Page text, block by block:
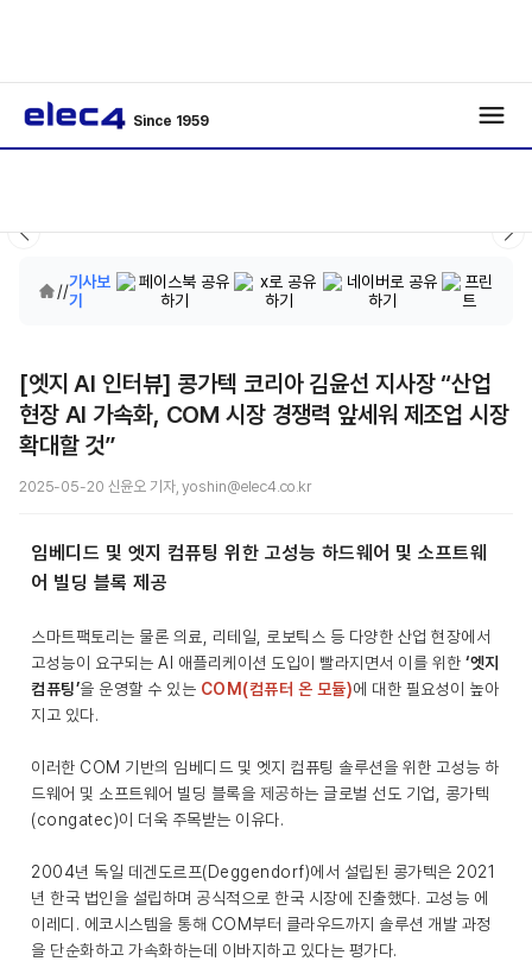
Since 1959
//기사보
기
[엣지 AI 인터뷰] 콩가텍 코리아 김윤선 지사장 “산업
현장 AI 가속화, COM 시장 경쟁력 앞세워 제조업 시장
확대할 것”
2025-05-20 신윤오 기자, yoshin@elec4.co.kr
임베디드 및 엣지 컴퓨팅 위한 고성능 하드웨어 및 소프트웨
어 빌딩 블록 제공
스마트팩토리는 물론 의료, 리테일, 로보틱스 등 다양한 산업 현장에서
고성능이 요구되는 AI 애플리케이션 도입이 빨라지면서 이를 위한 ‘엣지
컴퓨팅’을 운영할 수 있는 COM(컴퓨터 온 모듈)에 대한 필요성이 높아
지고 있다.
이러한 COM 기반의 임베디드 및 엣지 컴퓨팅 솔루션을 위한 고성능 하
드웨어 및 소프트웨어 빌딩 블록을 제공하는 글로벌 선도 기업, 콩가텍
(congatec)이 더욱 주목받는 이유다.
2004년 독일 데겐도르프(Deggendorf)에서 설립된 콩가텍은 2021
년 한국 법인을 설립하며 공식적으로 한국 시장에 진출했다. 고성능 에
이레디. 에코시스템을 통해 COM부터 클라우드까지 솔루션 개발 과정
을 단순화하고 가속화하는데 이바지하고 있다는 평가다.